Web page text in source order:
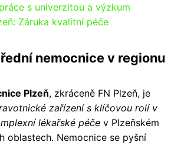
s univerzitou a výzkum
Záruka kvalitní péče
nemocnice v regionu
Plzeň, zkráceně FN Plzeň, je
zařízení s klíčovou rolí v
lékařské péče v Plzeňském
oblastech. Nemocnice se pyšní